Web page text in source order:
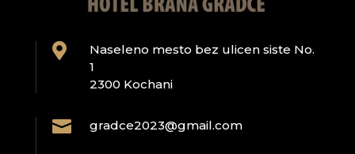

Naseleno mesto bez ulicen siste No.
1
2300 Kochani
 gradce2023@gmail.com